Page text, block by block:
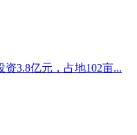
3.8亿元，占地102亩...